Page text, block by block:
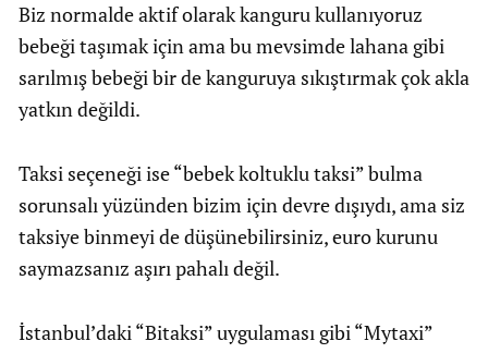
Biz normalde aktif olarak kanguru kullanıyoruz
bebeği taşımak için ama bu mevsimde lahana gibi
sarılmış bebeği bir de kanguruya sıkıştırmak çok akla
yatkın değildi.
Taksi seçeneği ise “bebek koltuklu taksi” bulma
sorunsalı yüzünden bizim için devre dışıydı, ama siz
taksiye binmeyi de düşünebilirsiniz, euro kurunu
saymazsanız aşırı pahalı değil.
İstanbul’daki “Bitaksi” uygulaması gibi “Mytaxi”